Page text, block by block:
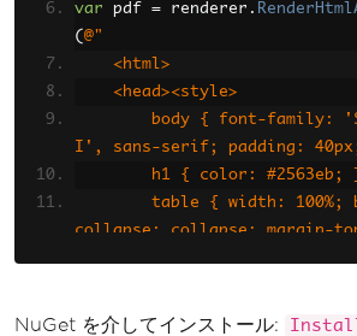
var pdf = renderer .
( @"
    <html>
    <head><style>
I', sans-serif; padding:
h1 { color: #2563eb;
collapse: collapse; margin-
lor: white; padding: 12px;
NuGet を介してインストール: